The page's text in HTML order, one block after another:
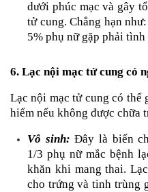
dưới phúc mạc và gây
tử cung. Chẳng hạn
5% phụ nữ gặp phải tình
6. Lạc nội mạc tử cung có
Lạc nội mạc tử cung có thể
hiểm nếu không được chữa
Vô sinh: Đây là biến
1/3 phụ nữ mắc bệnh
khăn khi mang thai.
cho trứng và tinh trùng